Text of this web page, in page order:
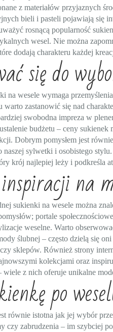
z materiałów przyjaznych
bieli i pasteli pojawiają się
rosnącą popularność
wesel. Nie można
dodają charakteru każdej
się do
na wesele wymaga
zastanowić się nad
swobodna impreza w
budżetu – ceny sukienek
Dobrym pomysłem jest
naszej sylwetki i osobistego
krój najlepiej leży i podkreśla
na
sukienki na wesele można
portale
weselne. Warto
ślubnej – często dzielą się
sklepów. Również strony
kolekcjami oraz
z nich oferuje unikalne
po
równie istotna jak jej wybór
czy zabrudzenia – im szybciej